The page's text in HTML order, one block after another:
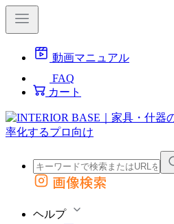
動画マニュアル
FAQ
カート
外部サイトの商品をカートに追加
画像検索
ヘルプ